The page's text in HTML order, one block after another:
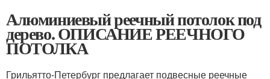
Алюминиевый реечный потолок под
дерево. ОПИСАНИЕ РЕЕЧНОГО
ПОТОЛКА
Грильятто-Петербург предлагает подвесные реечные